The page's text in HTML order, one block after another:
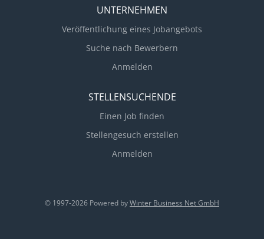
UNTERNEHMEN
Veröffentlichung eines Jobangebots
Suche nach Bewerbern
Anmelden
STELLENSUCHENDE
Einen Job finden
Stellengesuch erstellen
Anmelden
© 1997-2026 Powered byWinter Business Net GmbH